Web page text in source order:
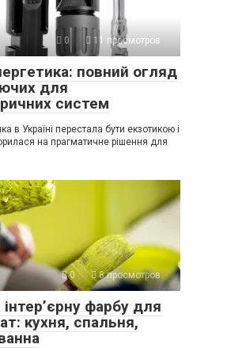
0 11 просмотров
повний огляд
для
систем
в Україні перестала бути екзотикою і
на прагматичне рішення для
0 8 просмотров
фарбу для
кухня, спальня,